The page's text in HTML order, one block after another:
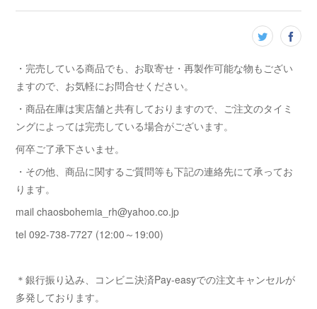
・完売している商品でも、お取寄せ・再製作可能な物もござい
ますので、お気軽にお問合せください。
・商品在庫は実店舗と共有しておりますので、ご注文のタイミ
ングによっては完売している場合がございます。
何卒ご了承下さいませ。
・その他、商品に関するご質問等も下記の連絡先にて承ってお
ります。
mail chaosbohemia_rh@yahoo.co.jp
tel 092-738-7727 (12:00～19:00)
＊銀行振り込み、コンビニ決済Pay-easyでの注文キャンセルが
多発しております。